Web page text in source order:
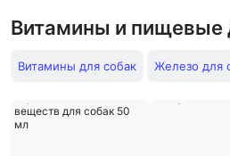
Витамины и пищевые
Витамины для собак Железо для